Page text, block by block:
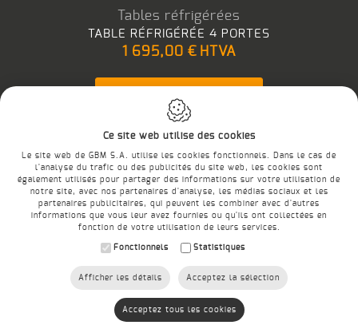
Tables réfrigérées
TABLE RÉFRIGÉRÉE 4 PORTES
1 695,00 € HTVA
E-SHOP
Conditions générales
Charte de la vie privée
Création site internet IDcreation2017- Cookie Policy
Policy
Ce site web utilise des cookies
Le site web de GBM S.A. utilise les cookies fonctionnels. Dans le cas de
l'analyse du trafic ou des publicités du site web, les cookies sont
également utilisés pour partager des informations sur votre utilisation de
notre site, avec nos partenaires d'analyse, les médias sociaux et les
partenaires publicitaires, qui peuvent les combiner avec d'autres
informations que vous leur avez fournies ou qu'ils ont collectées en
fonction de votre utilisation de leurs services.
Fonctionnels Statistiques
Afficher les détails Acceptez la sélection
Acceptez tous les cookies